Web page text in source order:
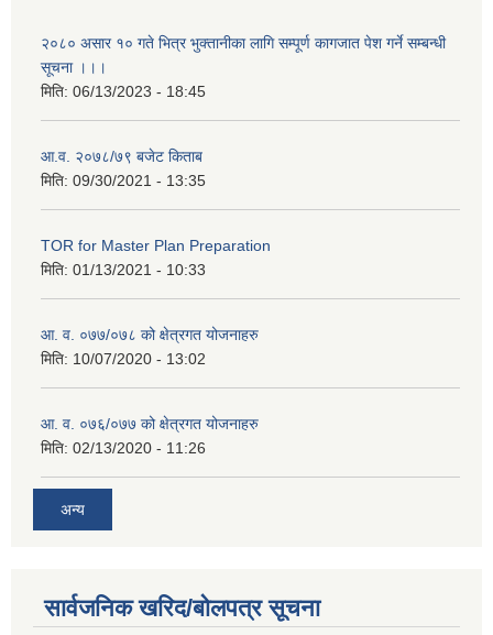
२०८० असार १० गते भित्र भुक्तानीका लागि सम्पूर्ण कागजात पेश गर्ने सम्बन्धी
सूचना ।।।
मिति: 06/13/2023 - 18:45
आ.व. २०७८/७९ बजेट किताब
मिति: 09/30/2021 - 13:35
TOR for Master Plan Preparation
मिति: 01/13/2021 - 10:33
आ. व. ०७७/०७८ को क्षेत्रगत योजनाहरु
मिति: 10/07/2020 - 13:02
आ. व. ०७६/०७७ को क्षेत्रगत योजनाहरु
मिति: 02/13/2020 - 11:26
अन्य
सार्वजनिक खरिद/बोलपत्र सूचना